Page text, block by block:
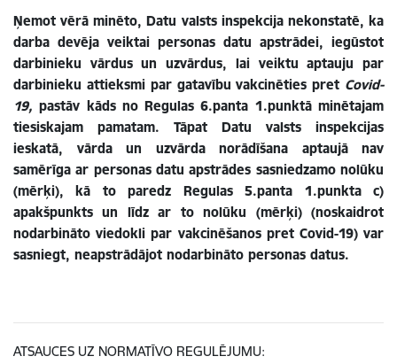
Ņemot vērā minēto, Datu valsts inspekcija nekonstatē, ka
darba devēja veiktai personas datu apstrādei, iegūstot
darbinieku vārdus un uzvārdus, lai veiktu aptauju par
darbinieku attieksmi par gatavību vakcinēties pret Covid-
19,pastāv kāds no Regulas 6.panta 1.punktā minētajam
tiesiskajam pamatam. Tāpat Datu valsts inspekcijas
ieskatā, vārda un uzvārda norādīšana aptaujā nav
samērīga ar personas datu apstrādes sasniedzamo nolūku
(mērķi), kā to paredz Regulas 5.panta 1.punkta c)
apakšpunkts un līdz ar to nolūku (mērķi) (noskaidrot
nodarbināto viedokli par vakcinēšanos pret Covid-19) var
sasniegt, neapstrādājot nodarbināto personas datus.
ATSAUCES UZ NORMATĪVO REGULĒJUMU: